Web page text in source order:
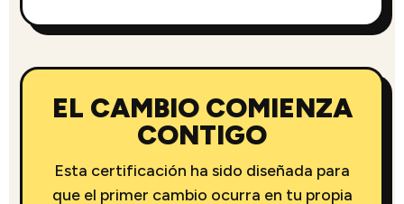
EL CAMBIO COMIENZA
CONTIGO
Esta certificación ha sido diseñada para
que el primer cambio ocurra en tu propia